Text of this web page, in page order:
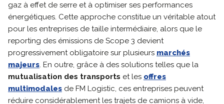
gaz à effet de serre et à optimiser ses performances
énergétiques. Cette approche constitue un véritable atout
pour les entreprises de taille intermédiaire, alors que le
reporting des émissions de Scope 3 devient
progressivement obligatoire sur plusieurs marchés
majeurs. En outre, grâce à des solutions telles que la
mutualisation des transports et les offres
multimodales de FM Logistic, ces entreprises peuvent
réduire considérablement les trajets de camions à vide,